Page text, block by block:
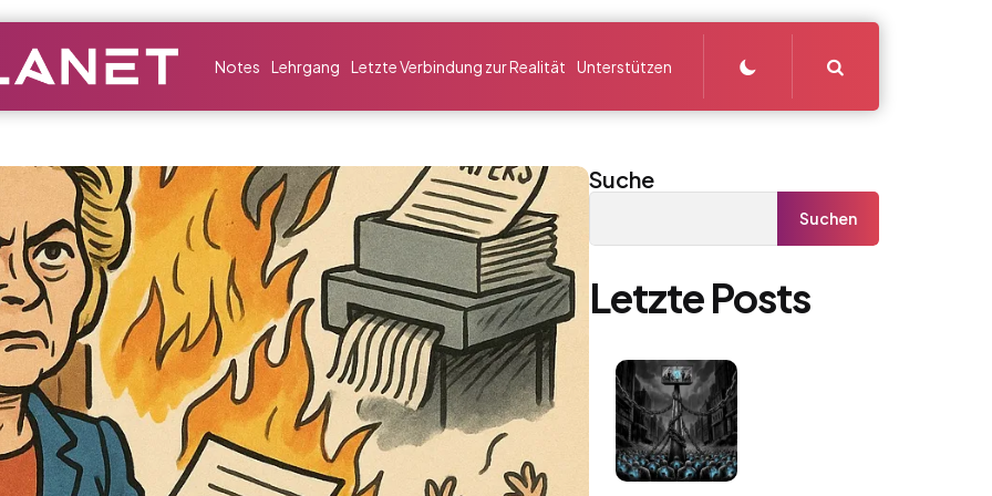
Notes Lehrgang Letzte Verbindung zur Realität Unterstützen
Suche
Suchen
Letzte Posts